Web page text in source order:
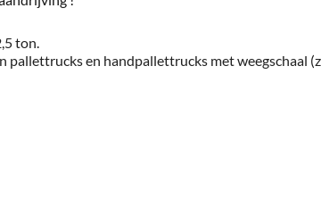
ton.
en handpallettrucks met weegschaal